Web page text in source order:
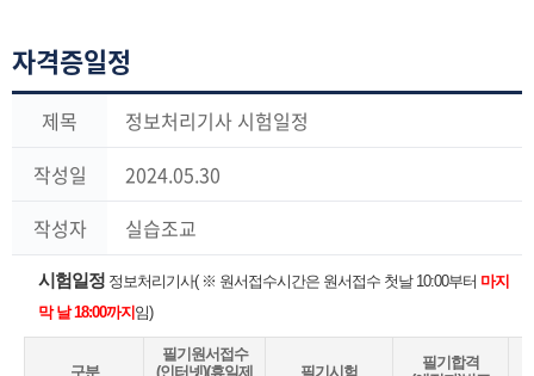
자격증일정
제목
정보처리기사 시험일정
작성일
2024.05.30
작성자
실습조교
시험일정 정보처리기사( ※ 원서접수시간은 원서접수 첫날 10:00부터 마지
막 날 18:00까지 임)
구분
필기원서접수
(인터넷)(휴일제
필기시험
필기합격